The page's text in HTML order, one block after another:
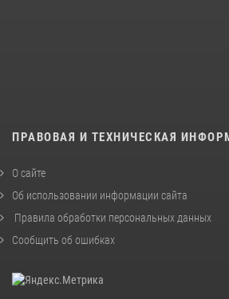
ПРАВОВАЯ И ТЕХНИЧЕСКАЯ
О сайте
Об использовании информации сайта
Правила обработки персональных данных
Сообщить об ошибках